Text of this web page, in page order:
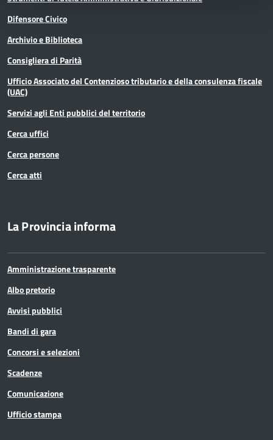
Difensore Civico
Archivio e Biblioteca
Consigliera di Parità
Ufficio Associato del Contenzioso tributario e della consulenza fiscale
(UAC)
Servizi agli Enti pubblici del territorio
Cerca uffici
Cerca persone
Cerca atti
La Provincia informa
Amministrazione trasparente
Albo pretorio
Avvisi pubblici
Bandi di gara
Concorsi e selezioni
Scadenze
Comunicazione
Ufficio stampa